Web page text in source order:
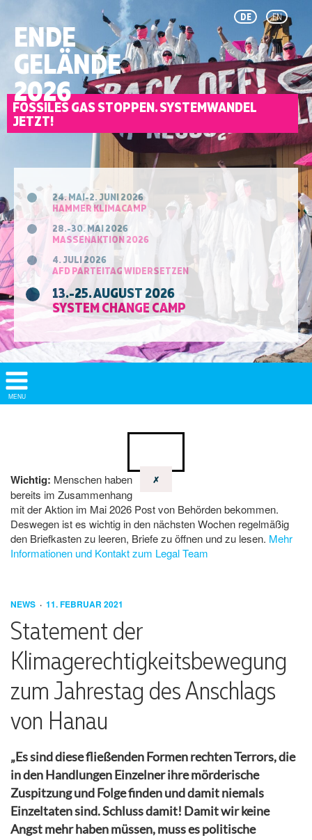
DE EN
ENDE
GELÄNDE
2026
FOSSILES GAS STOPPEN. SYSTEMWANDEL
JETZT!
24. MAI-2. JUNI 2026
HAMMER KLIMACAMP
28.-30. MAI 2026
MASSENAKTION 2026
4. JULI 2026
AFD PARTEITAG WIDERSETZEN
13.-25. AUGUST 2026
SYSTEM CHANGE CAMP
Show/
Hide
MENU
NEWS 11. FEBRUAR 2021
Statement der
Klimagerechtigkeitsbewegung
zum Jahrestag des Anschlags
von Hanau
„Es sind diese fließenden Formen rechten Terrors, die
in den Handlungen Einzelner ihre mörderische
Zuspitzung und Folge finden und damit niemals
Einzeltaten sind. Schluss damit! Damit wir keine
Angst mehr haben müssen, muss es politische
✗
Wichtig: Menschen haben
bereits im Zusammenhang
mit der Aktion im Mai 2026 Post von Behörden bekommen.
Deswegen ist es wichtig in den nächsten Wochen regelmäßig
den Briefkasten zu leeren, Briefe zu öffnen und zu lesen. Mehr
Informationen und Kontakt zum Legal Team